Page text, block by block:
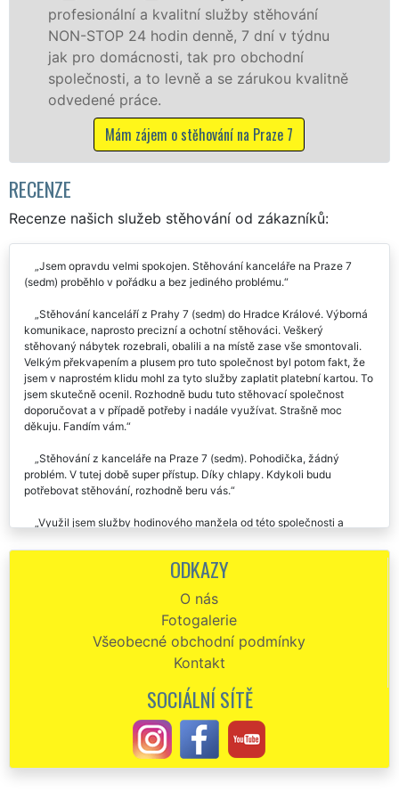
v týdnu
kvalitně
služby zajišťujeme domácnostem i
celém okresu Praha 7 se zárukou
franchisové sítě EXTRA STĚHOVÁNÍ.
Nabízíme stěhovací služby NON-
včetně víkendů a svátků bez
Mám zájem o stěhovací služby na
RECENZE
Recenze našich služeb stěhování od zákazníků:
Jsem opravdu velmi spokojen. Stěhování kanceláře na Praze 7
(sedm) proběhlo v pořádku a bez jediného problému.
Stěhování kanceláří z Prahy 7 (sedm) do Hradce Králové. Výborná
komunikace, naprosto precizní a ochotní stěhováci. Veškerý
stěhovaný nábytek rozebrali, obalili a na místě zase vše smontovali.
Velkým překvapením a plusem pro tuto společnost byl potom fakt, že
jsem v naprostém klidu mohl za tyto služby zaplatit platební kartou. To
jsem skutečně ocenil. Rozhodně budu tuto stěhovací společnost
doporučovat a v případě potřeby i nadále využívat. Strašně moc
děkuju. Fandím vám.
Stěhování z kanceláře na Praze 7 (sedm). Pohodička, žádný
problém. V tutej době super přístup. Díky chlapy. Kdykoli budu
potřebovat stěhování, rozhodně beru vás.
Využil jsem služby hodinového manžela od této společnosti a
spokojenost, určitě doporučuji.
7 (sedm). Přijeli ještě před domluveným termínem, krásně barevně a
čistě oblečení. Vše co jsme si ujednali přesně platilo, a to jak
odhadovaná doba stěhování kanceláře, tak i cena. Za mě jednička s
hvězdičkou, doporučuji.
Na doporučení jsme využili tuto stěhovací firmu na stěhování
našich kanceláří na Praze 7 (sedm) a byli jsme maximálně spokojeni.
Moc děkujeme stěhovákům za ochotu a trpělivost.
ODKAZY
O nás
Fotogalerie
Všeobecné obchodní podmínky
Kontakt
SOCIÁLNÍ SÍTĚ